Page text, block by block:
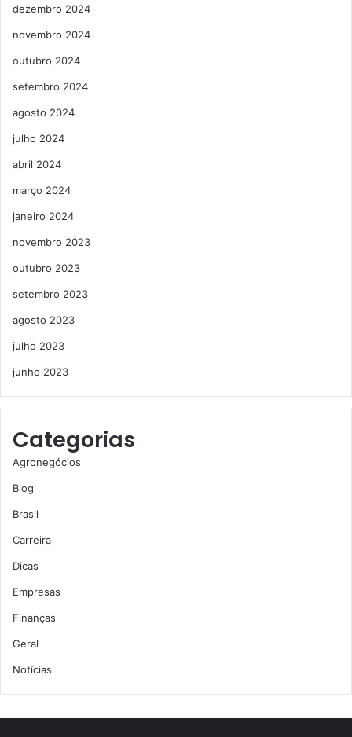
dezembro 2024
novembro 2024
outubro 2024
setembro 2024
agosto 2024
julho 2024
abril 2024
março 2024
janeiro 2024
novembro 2023
outubro 2023
setembro 2023
agosto 2023
julho 2023
junho 2023
Categorias
Agronegócios
Blog
Brasil
Carreira
Dicas
Empresas
Finanças
Geral
Notícias